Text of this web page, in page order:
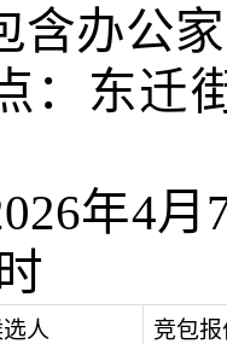
含办公
：东迁
2026
人 竞包